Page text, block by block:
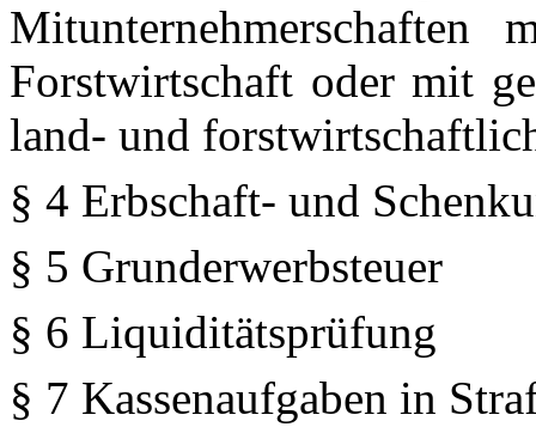
Forstwirtschaft oder mit
land- und
§ 4 Erbschaft- und
§ 5 Grunderwerbsteuer
§ 6 Liquiditätsprüfung
§ 7 Kassenaufgaben in